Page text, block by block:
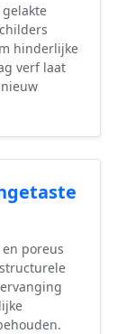
hinderlijke
verf laat
poreus